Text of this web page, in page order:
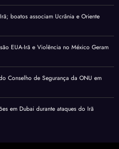
boatos associam Ucrânia e Oriente
EUA-Irã e Violência no México Geram
Conselho de Segurança da ONU em
em Dubai durante ataques do Irã